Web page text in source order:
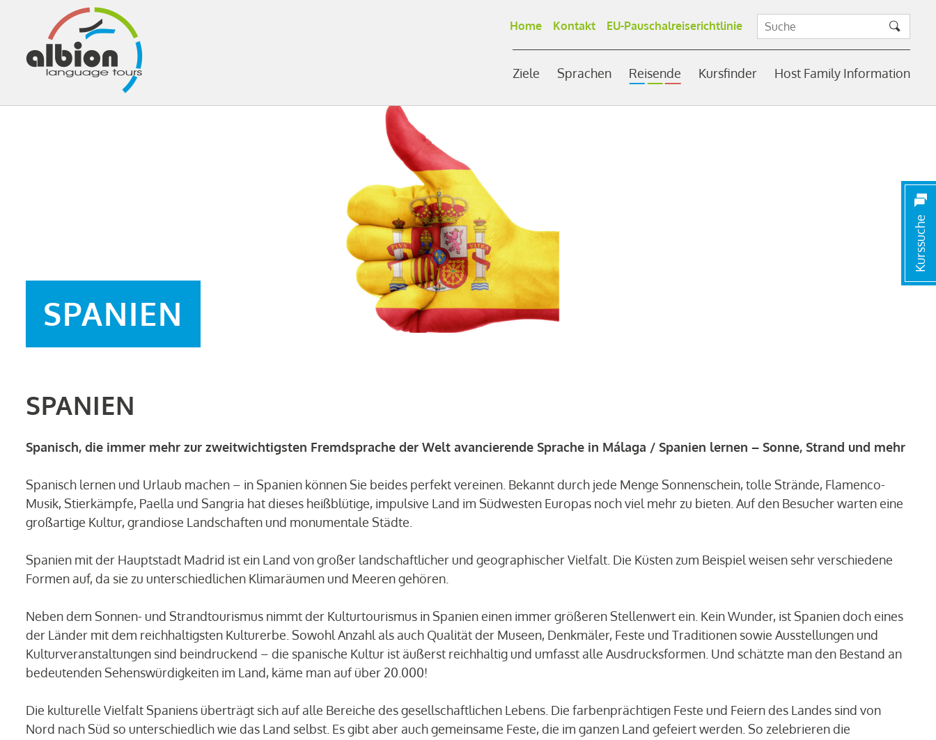
Home Kontakt EU-Pauschalreiserichtlinie
Ziele Sprachen Reisende Kursfinder Host Family Information
Kurssuche
SPANIEN
SPANIEN
Spanisch, die immer mehr zur zweitwichtigsten Fremdsprache der Welt avancierende Sprache in Málaga / Spanien lernen – Sonne, Strand und mehr
Spanisch lernen und Urlaub machen – in Spanien können Sie beides perfekt vereinen. Bekannt durch jede Menge Sonnenschein, tolle Strände, Flamenco-
Musik, Stierkämpfe, Paella und Sangria hat dieses heißblütige, impulsive Land im Südwesten Europas noch viel mehr zu bieten. Auf den Besucher warten eine
großartige Kultur, grandiose Landschaften und monumentale Städte.
Spanien mit der Hauptstadt Madrid ist ein Land von großer landschaftlicher und geographischer Vielfalt. Die Küsten zum Beispiel weisen sehr verschiedene
Formen auf, da sie zu unterschiedlichen Klimaräumen und Meeren gehören.
Neben dem Sonnen- und Strandtourismus nimmt der Kulturtourismus in Spanien einen immer größeren Stellenwert ein. Kein Wunder, ist Spanien doch eines
der Länder mit dem reichhaltigsten Kulturerbe. Sowohl Anzahl als auch Qualität der Museen, Denkmäler, Feste und Traditionen sowie Ausstellungen und
Kulturveranstaltungen sind beindruckend – die spanische Kultur ist äußerst reichhaltig und umfasst alle Ausdrucksformen. Und schätzte man den Bestand an
bedeutenden Sehenswürdigkeiten im Land, käme man auf über 20.000!
Die kulturelle Vielfalt Spaniens überträgt sich auf alle Bereiche des gesellschaftlichen Lebens. Die farbenprächtigen Feste und Feiern des Landes sind von
Nord nach Süd so unterschiedlich wie das Land selbst. Es gibt aber auch gemeinsame Feste, die im ganzen Land gefeiert werden. So zelebrieren die